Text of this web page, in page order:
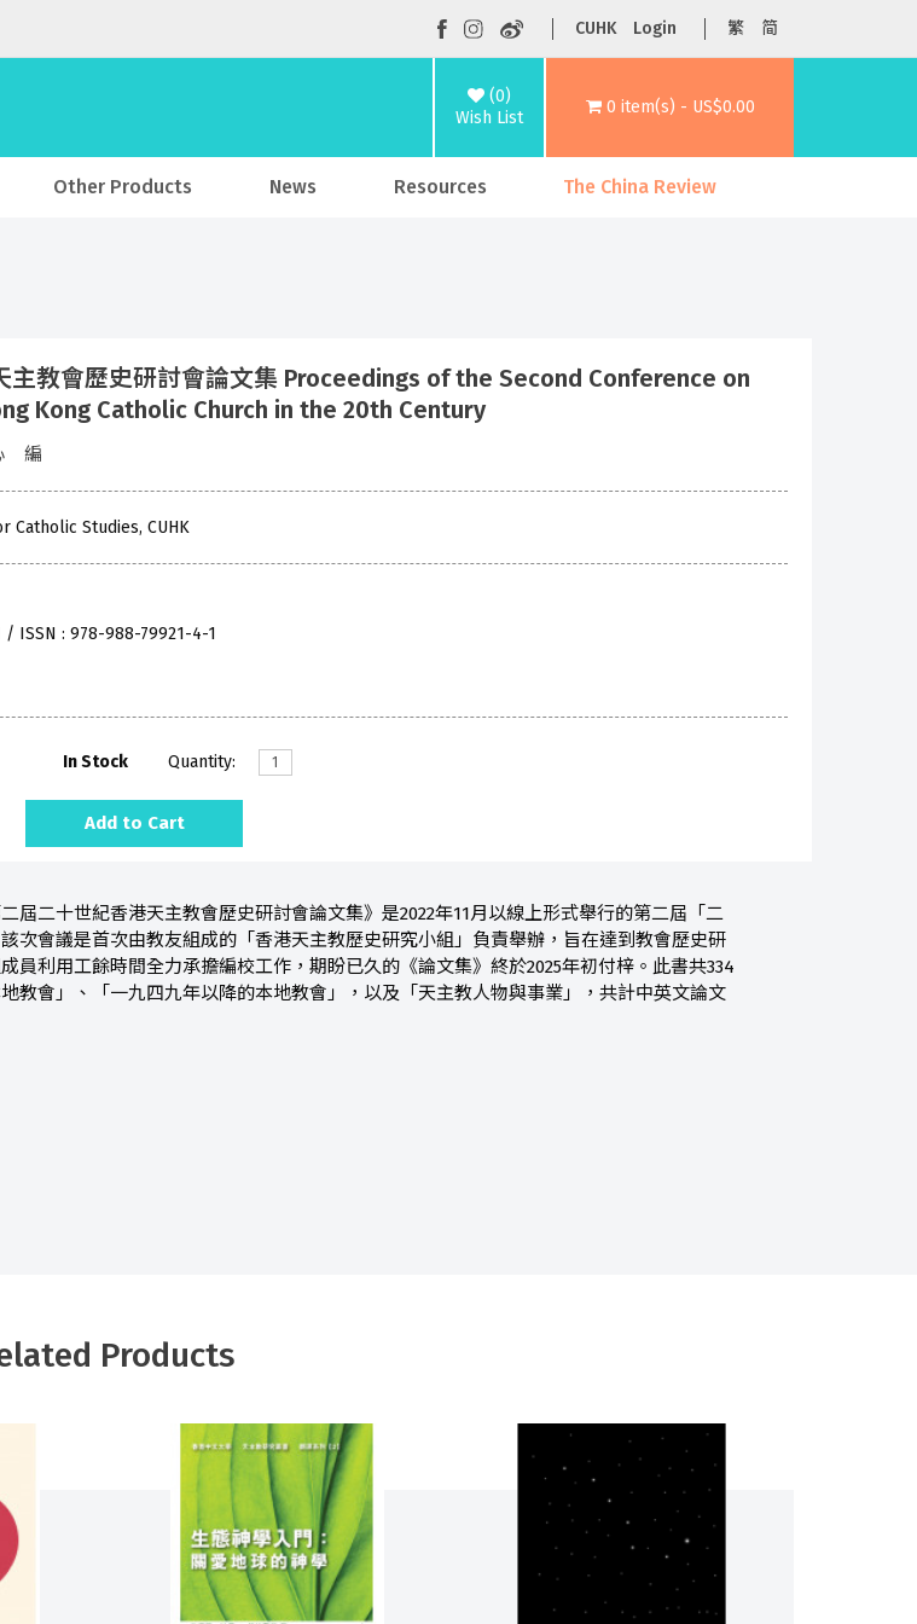
CUHK Login 繁 简
(0)
Wish List
0 item(s) - US$0.00
Other Products News Resources The China Review
主教會歷史研討會論文集 Proceedings of the Second Conference on
Kong Catholic Church in the 20th Century
編
Catholic Studies, CUHK
/ ISSN : 978-988-79921-4-1
In Stock Quantity:
Add to Cart
屆二十世紀香港天主教會歷史研討會論文集》是2022年11月以線上形式舉行的第二屆「二
次會議是首次由教友組成的「香港天主教歷史研究小組」負責舉辦，旨在達到教會歷史研
員利用工餘時間全力承擔編校工作，期盼已久的《論文集》終於2025年初付梓。此書共334
教會」、「一九四九年以降的本地教會」，以及「天主教人物與事業」，共計中英文論文
Products